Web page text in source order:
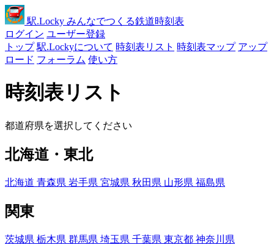
駅.Locky みんなでつくる鉄道時刻表
ログイン ユーザー登録
トップ 駅.Lockyについて 時刻表リスト 時刻表マップ アップ
ロード フォーラム 使い方
時刻表リスト
都道府県を選択してください
北海道・東北
北海道 青森県 岩手県 宮城県 秋田県 山形県 福島県
関東
茨城県 栃木県 群馬県 埼玉県 千葉県 東京都 神奈川県